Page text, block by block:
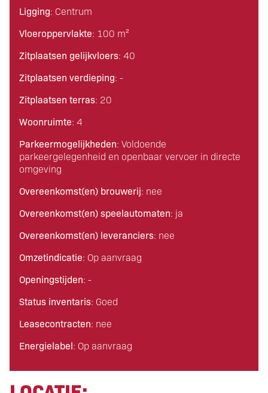
Ligging: Centrum
Vloeroppervlakte: 100 m²
Zitplaatsen gelijkvloers: 40
Zitplaatsen verdieping: -
Zitplaatsen terras: 20
Woonruimte: 4
Parkeermogelijkheden: Voldoende
parkeergelegenheid en openbaar vervoer in directe
omgeving
Overeenkomst(en) brouwerij: nee
Overeenkomst(en) speelautomaten: ja
Overeenkomst(en) leveranciers: nee
Omzetindicatie: Op aanvraag
Openingstijden: -
Status inventaris: Goed
Leasecontracten: nee
Energielabel: Op aanvraag